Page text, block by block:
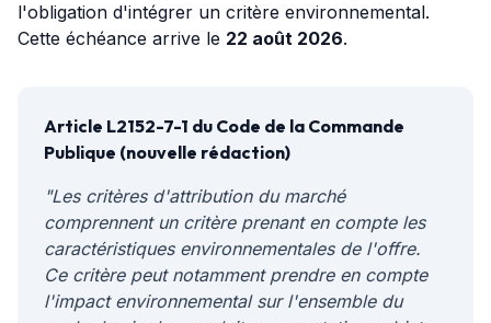
l'obligation d'intégrer un critère environnemental.
Cette échéance arrive le 22 août 2026.
Article L2152-7-1 du Code de la Commande
Publique (nouvelle rédaction)
"Les critères d'attribution du marché
comprennent un critère prenant en compte les
caractéristiques environnementales de l'offre.
Ce critère peut notamment prendre en compte
l'impact environnemental sur l'ensemble du